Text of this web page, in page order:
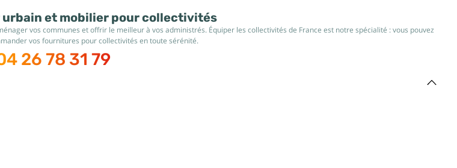
urbain et mobilier pour collectivités
vos communes et offrir le meilleur à vos administrés. Équiper les collectivités de France est notre spécialité : vous pouvez
vos fournitures pour collectivités en toute sérénité.
26 78 31 79